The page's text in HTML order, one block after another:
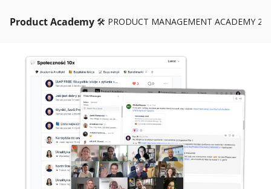
Product Academy 🛠️ PRODUCT MANAGEMENT ACADEMY 26